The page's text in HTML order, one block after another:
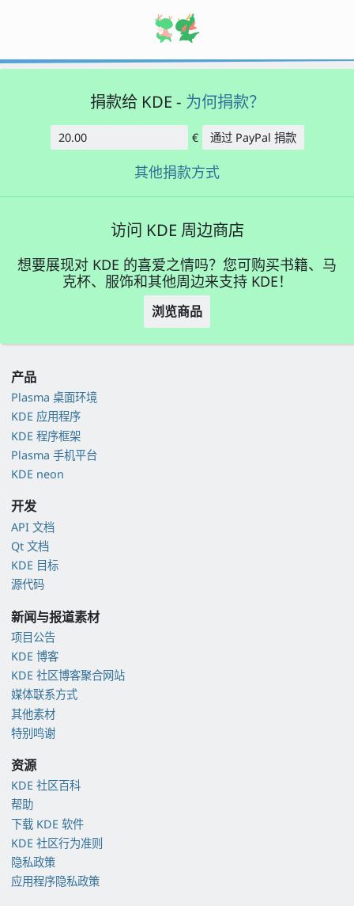
捐款给 KDE - 为何捐款？
数额
€ 通过 PayPal 捐款
其他捐款方式
访问 KDE 周边商店
想要展现对 KDE 的喜爱之情吗？您可购买书籍、马
克杯、服饰和其他周边来支持 KDE！
浏览商品
产品
Plasma 桌面环境
KDE 应用程序
KDE 程序框架
Plasma 手机平台
KDE neon
开发
API 文档
Qt 文档
KDE 目标
源代码
新闻与报道素材
项目公告
KDE 博客
KDE 社区博客聚合网站
媒体联系方式
其他素材
特别鸣谢
资源
KDE 社区百科
帮助
下载 KDE 软件
KDE 社区行为准则
隐私政策
应用程序隐私政策